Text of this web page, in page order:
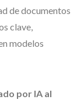
de documentos
clave,
modelos
por IA al